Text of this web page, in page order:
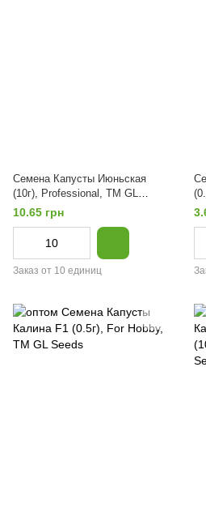
Семена Капусты Июньская
(10г), Professional, TM GL
Seeds
10.65 грн
Заказ от 10 единиц